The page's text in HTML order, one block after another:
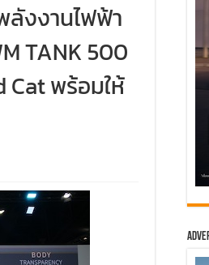
งงานไฟฟ้า
TANK 500
Cat พร้อมให้